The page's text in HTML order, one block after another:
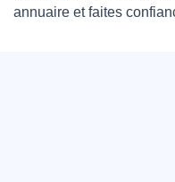
annuaire et faites